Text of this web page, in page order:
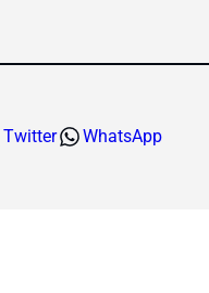
Twitter WhatsApp